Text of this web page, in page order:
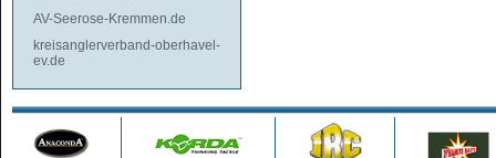
AV-Seerose-Kremmen.de
kreisanglerverband-oberhavel-
ev.de